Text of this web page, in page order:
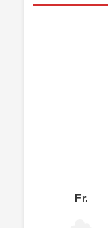
Fr.